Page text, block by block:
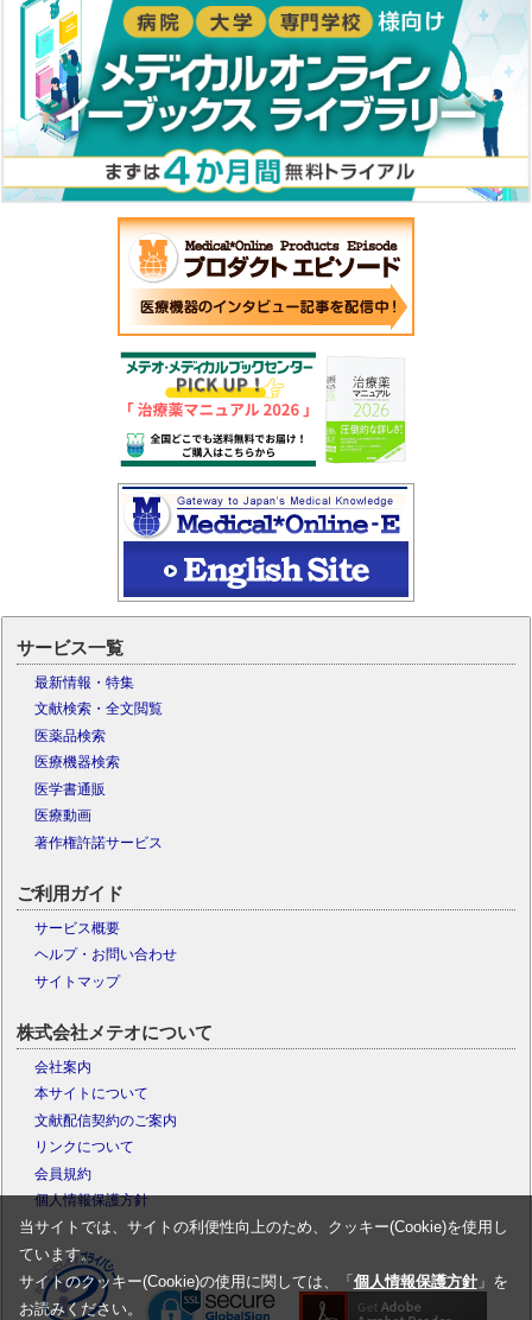
サービス一覧
最新情報・特集
文献検索・全文閲覧
医薬品検索
医療機器検索
医学書通販
医療動画
著作権許諾サービス
ご利用ガイド
サービス概要
ヘルプ・お問い合わせ
サイトマップ
株式会社メテオについて
会社案内
本サイトについて
文献配信契約のご案内
リンクについて
会員規約
個人情報保護方針
当サイトでは、サイトの利便性向上のため、クッキー(Cookie)を使用し
ています。
サイトのクッキー(Cookie)の使用に関しては、「 個人情報保護方針」を
お読みください。